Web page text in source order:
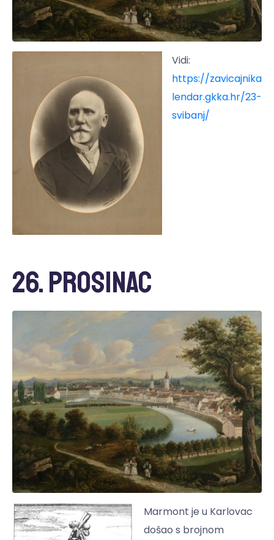
Vidi:
https://zavicajnika
lendar.gkka.hr/23-
svibanj/
26. prosinac
Marmont je u Karlovac
došao s brojnom